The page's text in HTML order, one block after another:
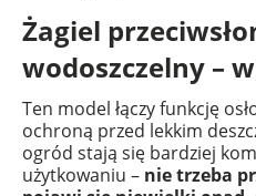
Żagiel
wodoszczelny –
Ten model łączy funkcję
ochroną przed lekkim
ogród stają się bardziej
użytkowaniu – nie trzeba